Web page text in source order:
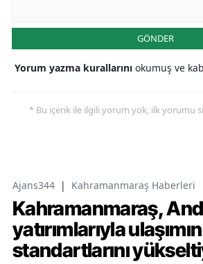
GÖNDER
Yorum yazma kurallarını okumuş ve
* Bu içerik ile ilgili yorum yok, ilk yorumu
Ajans344 | Kahramanmaraş Haberleri
Kahramanmaraş,
yatırımlarıyla ulaşımın
standartlarını